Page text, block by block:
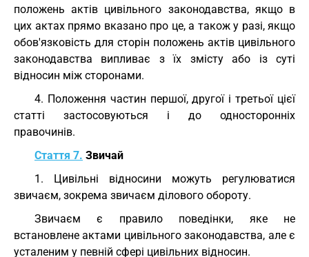
положень актів цивільного законодавства, якщо в
цих актах прямо вказано про це, а також у разі, якщо
обов'язковість для сторін положень актів цивільного
законодавства випливає з їх змісту або із суті
відносин між сторонами.
4. Положення частин першої, другої і третьої цієї
статті застосовуються і до односторонніх
правочинів.
Стаття 7. Звичай
1. Цивільні відносини можуть регулюватися
звичаєм, зокрема звичаєм ділового обороту.
Звичаєм є правило поведінки, яке не
встановлене актами цивільного законодавства, але є
усталеним у певній сфері цивільних відносин.